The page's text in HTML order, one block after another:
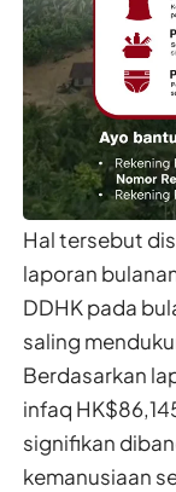
Hal tersebut
laporan
DDHK pada
saling
Berdasarkan
infaq
signifikan
kemanusiaan